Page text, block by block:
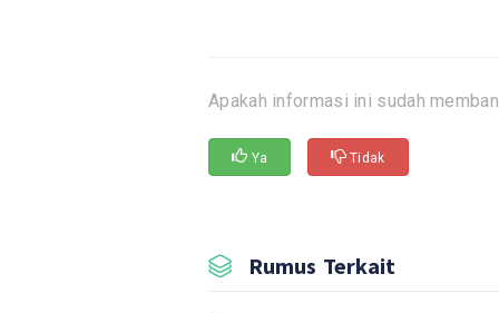
Apakah informasi ini sudah
Ya Tidak
Rumus Terkait